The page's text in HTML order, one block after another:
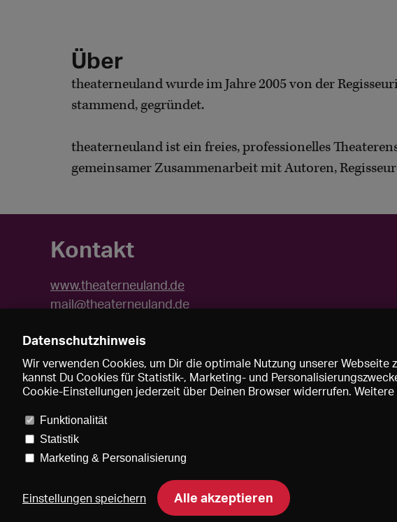
Über
theaterneuland wurde im Jahre 2005 von der
stammend, gegründet.
theaterneuland ist ein freies, professionelles
gemeinsamer Zusammenarbeit mit Autoren,
Kontakt
www.theaterneuland.de
mail@theaterneuland.de
Datenschutzhinweis
Wir verwenden Cookies, um Dir die optimale Nutzung unserer
kannst Du Cookies für Statistik-, Marketing- und
Cookie-Einstellungen jederzeit über Deinen Browser widerrufen.
Funktionalität
Statistik
Marketing & Personalisierung
Einstellungen speichern Alle akzeptieren